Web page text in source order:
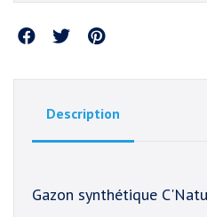
Partager
Description
Gazon synthétique